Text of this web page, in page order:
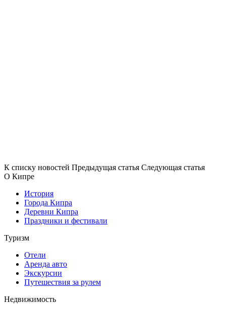
К списку новостей Предыдущая статья Следующая статья
О Кипре
История
Города Кипра
Деревни Кипра
Праздники и фестивали
Туризм
Отели
Аренда авто
Экскурсии
Путешествия за рулем
Недвижимость